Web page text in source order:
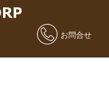
お問合せ